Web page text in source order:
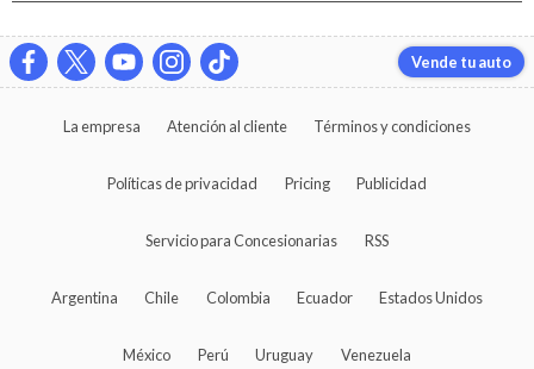
Vende tu auto
La empresa Atención al cliente Términos y condiciones
Políticas de privacidad Pricing Publicidad
Servicio para Concesionarias RSS
Argentina Chile Colombia Ecuador Estados Unidos
México Perú Uruguay Venezuela